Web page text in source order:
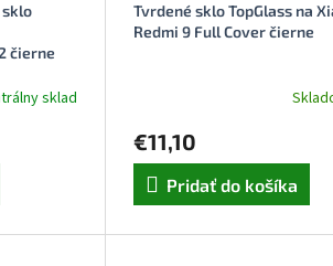
sklo
čierne
sklad
Tvrdené sklo TopGlass na
Redmi 9 Full Cover čierne
€11,10
Pridať do košíka